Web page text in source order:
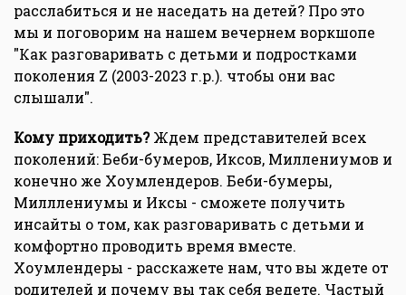
расслабиться и не наседать на детей? Про это
мы и поговорим на нашем вечернем воркшопе
"Как разговаривать с детьми и подростками
поколения Z (2003-2023 г.р.). чтобы они вас
слышали".
Кому приходить?Ждeм представителей всех
поколений: Беби-бумеров, Иксов, Миллениумов и
конечно же Хоумлендеров. Беби-бумеры,
Милллениумы и Иксы - сможете получить
инсайты о том, как разговаривать с детьми и
комфортно проводить время вместе.
Хоумлендеры - расскажете нам, что вы ждете от
родителей и почему вы так себя ведете. Частый